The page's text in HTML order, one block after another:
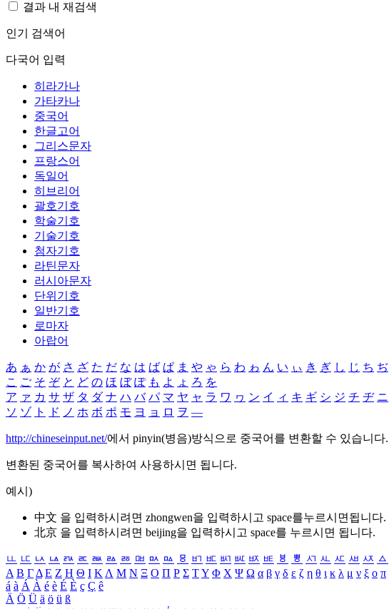
결과 내 재검색
인기 검색어
다국어 입력
히라가나
가타카나
중국어
한글고어
그리스문자
프랑스어
독일어
히브리어
괄호기호
학술기호
기술기호
첨자기호
라틴문자
러시아문자
단위기호
일반기호
로마자
아랍어
あ ぁ か が さ ざ た だ な は ば ぱ ま や ゃ ら わ ゎ ん い ぃ き ぎ し じ ち ぢ
こ ご そ ぞ と ど の ほ ぼ ぽ も よ ょ ろ を
ア ァ カ サ ザ タ ダ ナ ハ バ パ マ ヤ ャ ラ ワ ヮ ン イ ィ キ ギ シ ジ チ ヂ ニ
ソ ゾ ト ド ノ ホ ボ ポ モ ヨ ョ ロ ヲ ―
http://chineseinput.net/에서 pinyin(병음)방식으로 중국어를 변환할 수 있습니다.
변환된 중국어를 복사하여 사용하시면 됩니다.
예시)
中文 을 입력하시려면 zhongwen을 입력하시고 space를누르시면됩니다.
北京 을 입력하시려면 beijing을 입력하시고 space를 누르시면 됩니다.
ㅥ ㅦ ㅧ ㅨ ㅩ ㅪ ㅫ ㅬ ㅭ ㅮ ㅯ ㅰ ㅱ ㅲ ㅳ ㅴ ㅵ ㅶ ㅷ ㅸ ㅹ ㅺ ㅻ ㅼ ㅽ ㅾ ㅿ
Α Β ΓΔ Ε Ζ Η Θ Ι ΚΛ Μ Ν Ξ Ο Π Ρ Σ ΤΥ Φ Χ Ψ Ω α β γ δ ε ζ η θ ι κ λ μ ν ξ ο π
á à Á À é è É È ç Ç ê
Ä Ö Ü ä ö ü ß